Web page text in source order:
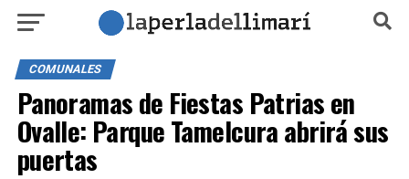
COMUNALES
Panoramas de Fiestas Patrias en
Ovalle: Parque Tamelcura abrirá sus
puertas